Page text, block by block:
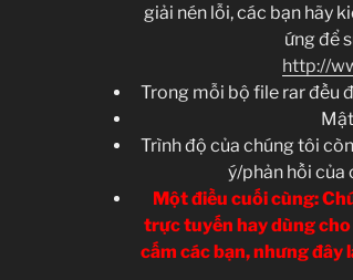
giải nén lỗi, các bạn hãy
ứng để
http://
Trong mỗi bộ file rar đều
Trình độ của chúng tôi
ý/phản hồi của
Một điều cuối cùng:
trực tuyến hay dùng
cấm các bạn, nhưng đây